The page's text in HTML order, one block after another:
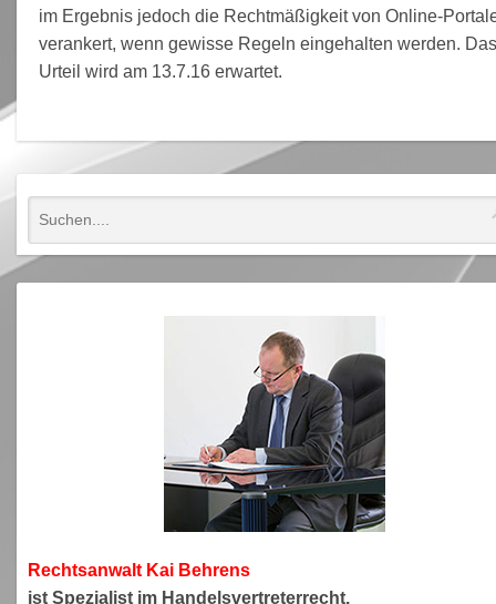
im Ergebnis jedoch die Rechtmäßigkeit von Online-
verankert, wenn gewisse Regeln eingehalten werden.
Urteil wird am 13.7.16 erwartet.
Rechtsanwalt Kai Behrens
ist Spezialist im Handelsvertreterrecht.